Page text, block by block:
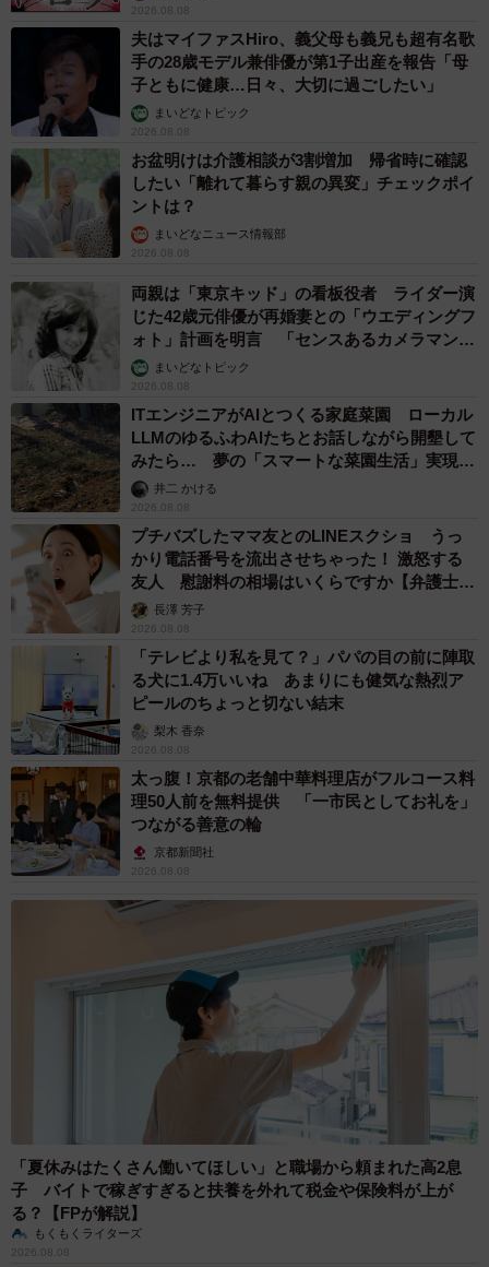
2026.08.08
夫はマイファスHiro、義父母も義兄も超有名歌
手の28歳モデル兼俳優が第1子出産を報告「母
子ともに健康…日々、大切に過ごしたい」
まいどなトピック
2026.08.08
お盆明けは介護相談が3割増加 帰省時に確認
したい「離れて暮らす親の異変」チェックポイ
ントは？
まいどなニュース情報部
2026.08.08
両親は「東京キッド」の看板役者 ライダー演
じた42歳元俳優が再婚妻との「ウエディングフ
ォト」計画を明言 「センスあるカメラマン求
む」まいどなトピック
2026.08.08
ITエンジニアがAIとつくる家庭菜園 ローカル
LLMのゆるふわAIたちとお話しながら開墾して
みたら… 夢の「スマートな菜園生活」実現な
るか井二 かける
2026.08.08
プチバズしたママ友とのLINEスクショ うっ
かり電話番号を流出させちゃった！ 激怒する
友人 慰謝料の相場はいくらですか【弁護士が
解説】長澤 芳子
2026.08.08
「テレビより私を見て？」パパの目の前に陣取
る犬に1.4万いいね あまりにも健気な熱烈ア
ピールのちょっと切ない結末
梨木 香奈
2026.08.08
太っ腹！京都の老舗中華料理店がフルコース料
理50人前を無料提供 「一市民としてお礼を」
つながる善意の輪
京都新聞社
2026.08.08
「夏休みはたくさん働いてほしい」と職場から頼まれた高2息
子 バイトで稼ぎすぎると扶養を外れて税金や保険料が上が
る？【FPが解説】
もくもくライターズ
2026.08.08